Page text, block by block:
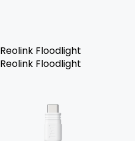
Reolink Floodlight
Reolink Floodlight